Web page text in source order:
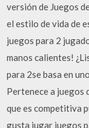
versión de Juegos
el estilo de vida de
juegos para 2
manos calientes!
para 2se basa en
Pertenece a juegos
que es competitiva
gusta jugar juegos